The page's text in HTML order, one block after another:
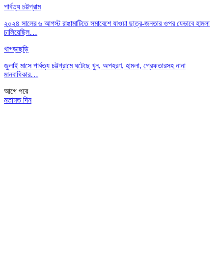
পার্বত্য চট্টগ্রাম
২০২৪ সালের ৬ আগস্ট রাঙামাটিতে সমাবেশে যাওয়া ছাত্র-জনতার ওপর যেভাবে হামলা
চালিয়েছিল…
খাগড়াছড়ি
জুলাই মাসে পার্বত্য চট্টগ্রামে ঘটেছে খুন, অপহরণ, হামলা, গ্রেফতারসহ নানা
মানবাধিকার…
আগে পরে
মতামত দিন